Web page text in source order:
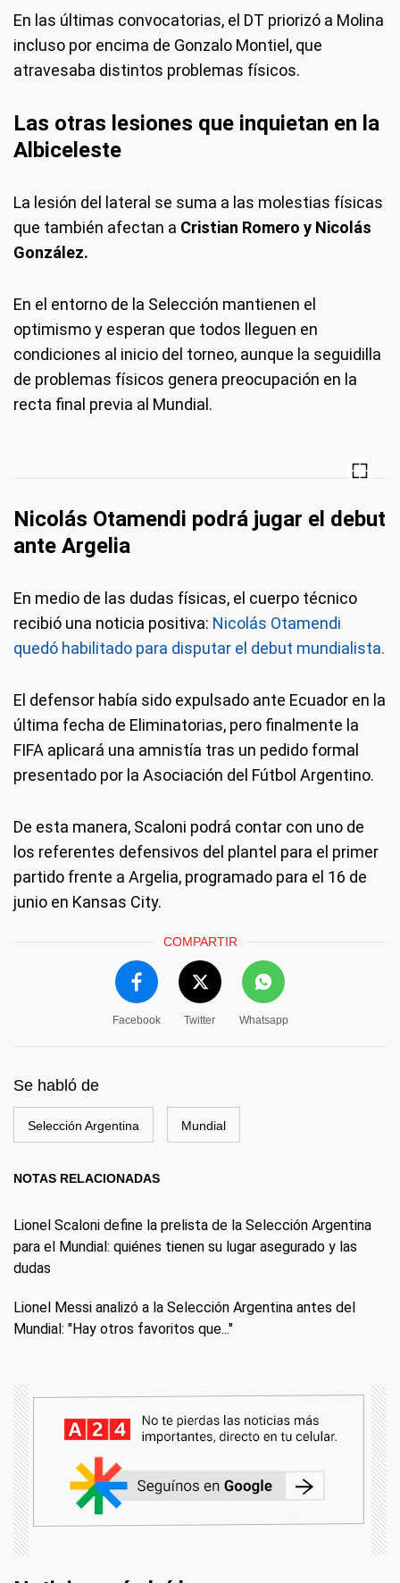
En las últimas convocatorias, el DT priorizó a Molina
incluso por encima de Gonzalo Montiel, que
atravesaba distintos problemas físicos.
Las otras lesiones que inquietan en la
Albiceleste
La lesión del lateral se suma a las molestias físicas
que también afectan a Cristian Romero y Nicolás
González.
En el entorno de la Selección mantienen el
optimismo y esperan que todos lleguen en
condiciones al inicio del torneo, aunque la seguidilla
de problemas físicos genera preocupación en la
recta final previa al Mundial.
Nicolás Otamendi podrá jugar el debut
ante Argelia
En medio de las dudas físicas, el cuerpo técnico
recibió una noticia positiva: Nicolás Otamendi
quedó habilitado para disputar el debut mundialista.
El defensor había sido expulsado ante Ecuador en la
última fecha de Eliminatorias, pero finalmente la
FIFA aplicará una amnistía tras un pedido formal
presentado por la Asociación del Fútbol Argentino.
De esta manera, Scaloni podrá contar con uno de
los referentes defensivos del plantel para el primer
partido frente a Argelia, programado para el 16 de
junio en Kansas City.
COMPARTIR
Facebook Twitter Whatsapp
Se habló de
Selección Argentina Mundial
NOTAS RELACIONADAS
Lionel Scaloni define la prelista de la Selección Argentina
para el Mundial: quiénes tienen su lugar asegurado y las
dudas
Lionel Messi analizó a la Selección Argentina antes del
Mundial: "Hay otros favoritos que..."